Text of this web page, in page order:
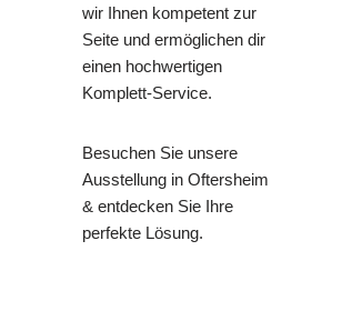
wir Ihnen kompetent zur
Seite und ermöglichen dir
einen hochwertigen
Komplett-Service.
Besuchen Sie unsere
Ausstellung in Oftersheim
& entdecken Sie Ihre
perfekte Lösung.